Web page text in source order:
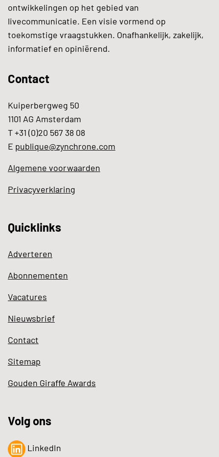
ontwikkelingen op het gebied van
livecommunicatie. Een visie vormend op
toekomstige vraagstukken. Onafhankelijk, zakelijk,
informatief en opiniërend.
Contact
Kuiperbergweg 50
1101 AG Amsterdam
T +31 (0)20 567 38 08
E publique@zynchrone.com
Algemene voorwaarden
Privacyverklaring
Quicklinks
Adverteren
Abonnementen
Vacatures
Nieuwsbrief
Contact
Sitemap
Gouden Giraffe Awards
Volg ons
LinkedIn